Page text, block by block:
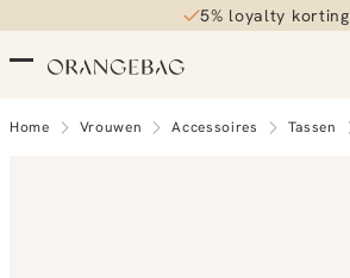
5% loyalty korting
Home Vrouwen Accessoires Tassen